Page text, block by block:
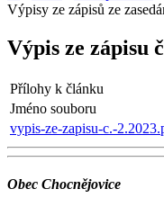
Výpisy ze zápisů ze
Výpis ze zápisu
Přílohy k článku
Jméno souboru
vypis-ze-zapisu-c.-
Obec Chocnějovice